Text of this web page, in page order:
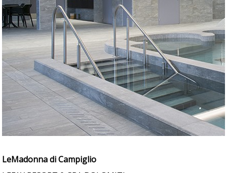
LeMadonna di Campiglio